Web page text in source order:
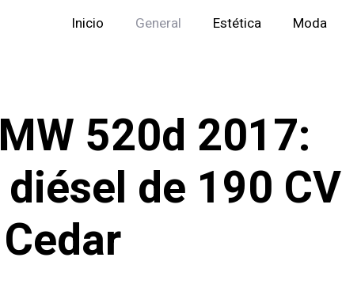
Inicio General Estética Moda
520d 2017:
de 190 CV